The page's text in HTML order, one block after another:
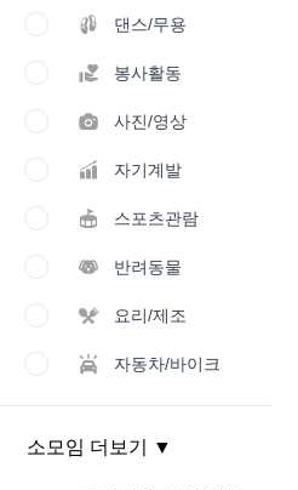
댄스/무용
봉사활동
사진/영상
자기계발
스포츠관람
반려동물
요리/제조
자동차/바이크
소모임 더보기 ▼